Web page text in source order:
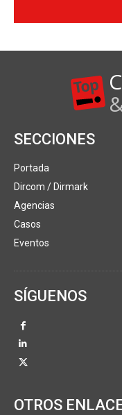
SECCIONES
Portada
Dircom / Dirmark
Agencias
Casos
Eventos
SÍGUENOS
OTROS